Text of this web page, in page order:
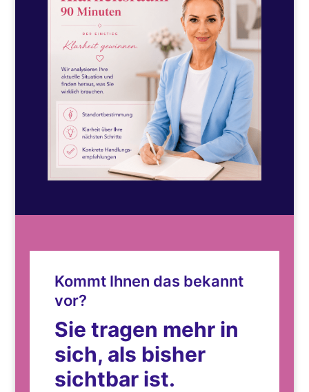
Kommt Ihnen das bekannt
vor?
Sie tragen mehr in
sich, als bisher
sichtbar ist.